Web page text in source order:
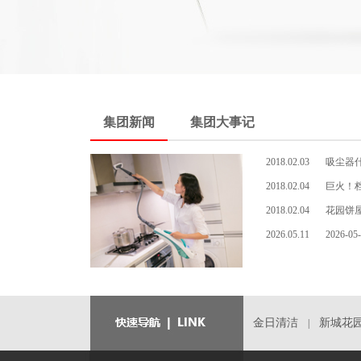
集团新闻 集团大事记
2018.02.03 吸尘器
2018.02.04 巨火！
2018.02.04 花园饼
2026.05.11 2026-
金日清洁 新城花